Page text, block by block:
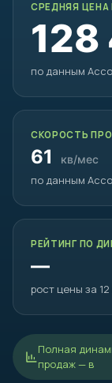
СРЕДНЯЯ ЦЕНА
128
по данным
СКОРОСТЬ
61 кв/мес
по данным
РЕЙТИНГ ПО
—
рост цены за
Полная
продаж — в